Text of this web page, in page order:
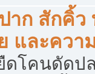
าก สักคิ้
และควา
ดโคนดัดป